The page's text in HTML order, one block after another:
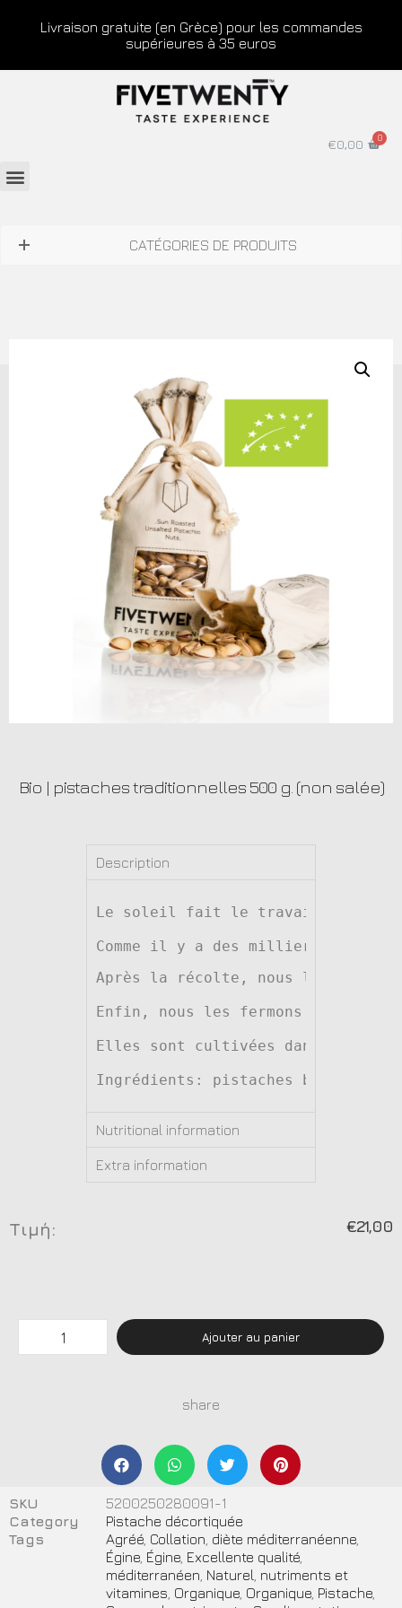
Livraison gratuite (en Grèce) pour les commandes
supérieures à 35 euros
€0,00
CATÉGORIES DE PRODUITS
Bio | pistaches traditionnelles 500 g. (non salée)
Description
Le soleil fait le travail.
Comme il y a des milliers
Après la récolte, nous laissons
Enfin, nous les fermons
Elles sont cultivées dans des
Ingrédients: pistaches biologiques
Nutritional information
Extra information
Τιμή: €21,00
Ajouter au panier
share
SKU
5200250280091-1
Category
Pistache décortiquée
Tags
Agréé Collation diète méditerranéenne
Égine Égine Excellente qualité
méditerranéen Naturel nutriments et
vitamines Organique Organique Pistache